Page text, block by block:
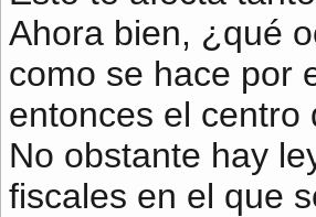
Ahora bien, ¿qué
como se hace por
entonces el
No obstante hay
fiscales en el que